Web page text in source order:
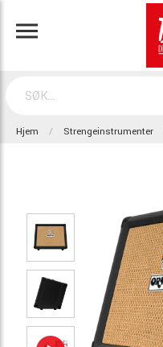
Hjem Strengeinstrumenter